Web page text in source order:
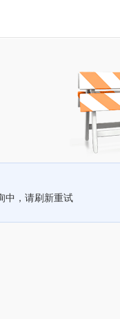
中，请刷新重试